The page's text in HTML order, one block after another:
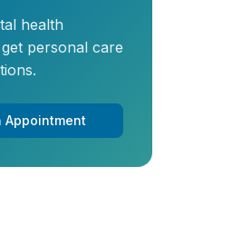
health
personal care
Appointment